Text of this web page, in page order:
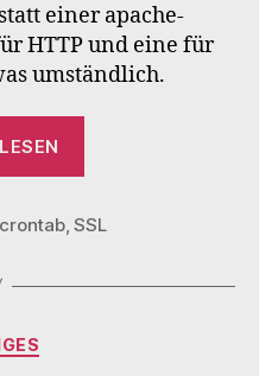
einer apache-
HTTP und eine für
umständlich.
crontab,SSL